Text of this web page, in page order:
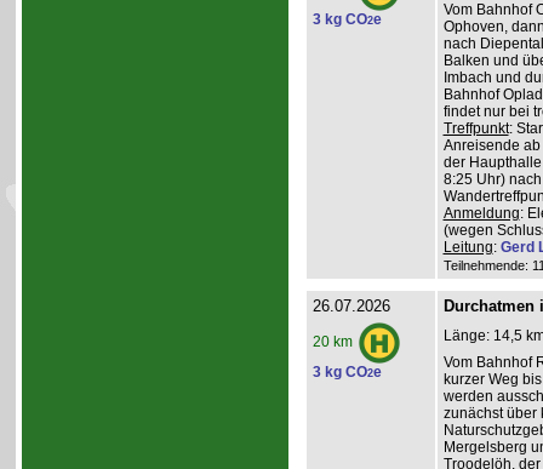
3 kg CO2e
Vom Bahnhof
Ophoven,
nach
Balken und
Imbach und
Bahnhof
findet nur bei
Treffpunkt:
Anreisende
der
8:25 Uhr)
Anmeldung:
(wegen
Leitung: Gerd
Teilnehmende:
26.07.2026
20 km
3 kg CO2e
Durchatmen
Länge: 14,5
Vom Bahnhof
kurzer Weg
werden
zunächst über
Mergelsberg
Troodelöh,